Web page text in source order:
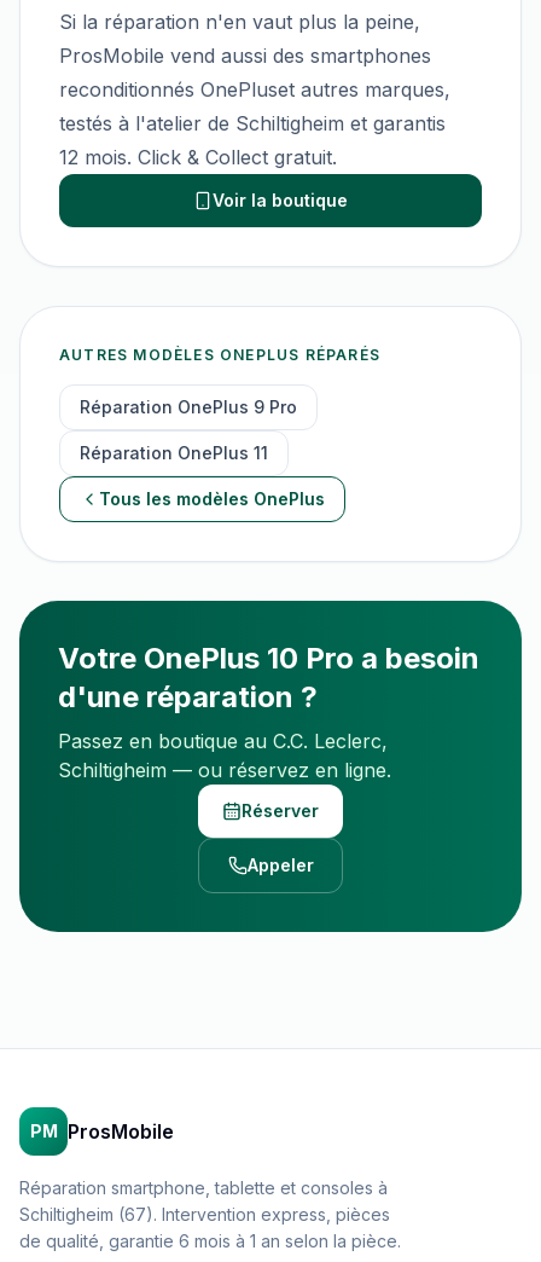
Si la réparation n'en vaut plus la peine,
ProsMobile vend aussi des smartphones
reconditionnés OnePluset autres marques,
testés à l'atelier de Schiltigheim et garantis
12 mois. Click & Collect gratuit.
Voir la boutique
AUTRES MODÈLES ONEPLUS RÉPARÉS
Réparation OnePlus 9 Pro
Réparation OnePlus 11
Tous les modèles OnePlus
Votre OnePlus 10 Pro a besoin
d'une réparation ?
Passez en boutique au C.C. Leclerc,
Schiltigheim — ou réservez en ligne.
Réserver
Appeler
PM ProsMobile
Réparation smartphone, tablette et consoles à
Schiltigheim (67). Intervention express, pièces
de qualité, garantie 6 mois à 1 an selon la pièce.